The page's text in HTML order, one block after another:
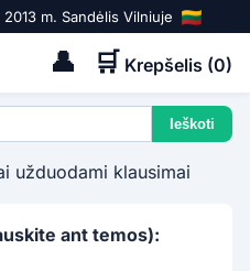
m. Sandėlis Vilniuje
👤 🛒 Krepšelis (0)
užduodami klausimai
ant temos):